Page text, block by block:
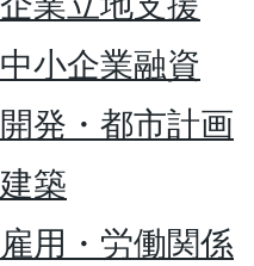
中小企業融資
開発・都市計画
建築
雇用・労働関係